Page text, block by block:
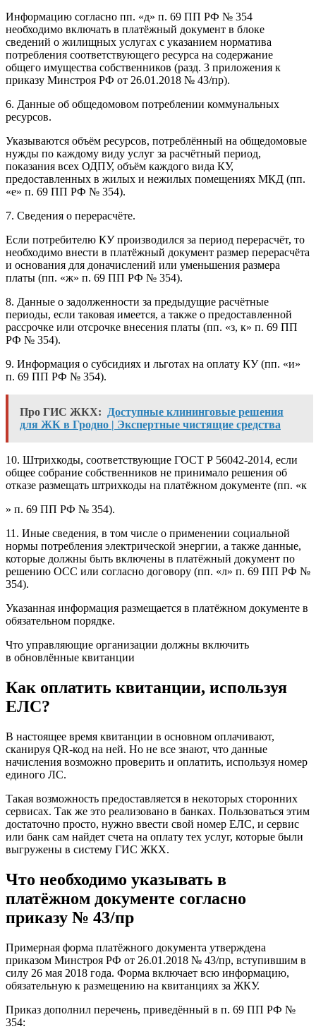
Информацию согласно пп. «д» п. 69 ПП РФ № 354
необходимо включать в платёжный документ в блоке
сведений о жилищных услугах с указанием норматива
потребления соответствующего ресурса на содержание
общего имущества собственников (разд. 3 приложения к
приказу Минстроя РФ от 26.01.2018 № 43/пр).
6. Данные об общедомовом потреблении коммунальных
ресурсов.
Указываются объём ресурсов, потреблённый на общедомовые
нужды по каждому виду услуг за расчётный период,
показания всех ОДПУ, объём каждого вида КУ,
предоставленных в жилых и нежилых помещениях МКД (пп.
«е» п. 69 ПП РФ № 354).
7. Сведения о перерасчёте.
Если потребителю КУ производился за период перерасчёт, то
необходимо внести в платёжный документ размер перерасчёта
и основания для доначислений или уменьшения размера
платы (пп. «ж» п. 69 ПП РФ № 354).
8. Данные о задолженности за предыдущие расчётные
периоды, если таковая имеется, а также о предоставленной
рассрочке или отсрочке внесения платы (пп. «з, к» п. 69 ПП
РФ № 354).
9. Информация о субсидиях и льготах на оплату КУ (пп. «и»
п. 69 ПП РФ № 354).
Про ГИС ЖКХ:
Доступные клининговые решения
для ЖК в Гродно | Экспертные чистящие средства
10. Штрихкоды, соответствующие ГОСТ Р 56042-2014, если
общее собрание собственников не принимало решения об
отказе размещать штрихкоды на платёжном документе (пп. «к
» п. 69 ПП РФ № 354).
11. Иные сведения, в том числе о применении социальной
нормы потребления электрической энергии, а также данные,
которые должны быть включены в платёжный документ по
решению ОСС или согласно договору (пп. «л» п. 69 ПП РФ №
354).
Указанная информация размещается в платёжном документе в
обязательном порядке.
Что управляющие организации должны включить
в обновлённые квитанции
Как оплатить квитанции, используя
ЕЛС?
В настоящее время квитанции в основном оплачивают,
сканируя QR-код на ней. Но не все знают, что данные
начисления возможно проверить и оплатить, используя номер
единого ЛС.
Такая возможность предоставляется в некоторых сторонних
сервисах. Так же это реализовано в банках. Пользоваться этим
достаточно просто, нужно ввести свой номер ЕЛС, и сервис
или банк сам найдет счета на оплату тех услуг, которые были
выгружены в систему ГИС ЖКХ.
Что необходимо указывать в
платёжном документе согласно
приказу № 43/пр
Примерная форма платёжного документа утверждена
приказом Минстроя РФ от 26.01.2018 № 43/пр, вступившим в
силу 26 мая 2018 года. Форма включает всю информацию,
обязательную к размещению на квитанциях за ЖКУ.
Приказ дополнил перечень, приведённый в п. 69 ПП РФ №
354: